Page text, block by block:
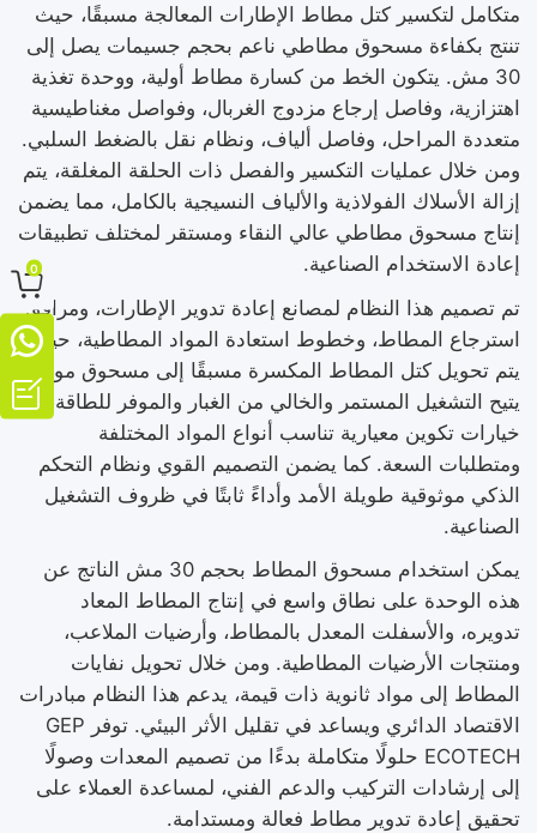
متكامل لتكسير كتل مطاط الإطارات المعالجة مسبقًا، حيث
تنتج بكفاءة مسحوق مطاطي ناعم بحجم جسيمات يصل إلى
30 مش. يتكون الخط من كسارة مطاط أولية، ووحدة تغذية
اهتزازية، وفاصل إرجاع مزدوج الغربال، وفواصل مغناطيسية
متعددة المراحل، وفاصل ألياف، ونظام نقل بالضغط السلبي.
ومن خلال عمليات التكسير والفصل ذات الحلقة المغلقة، يتم
إزالة الأسلاك الفولاذية والألياف النسيجية بالكامل، مما يضمن
إنتاج مسحوق مطاطي عالي النقاء ومستقر لمختلف تطبيقات
إعادة الاستخدام الصناعية.
تم تصميم هذا النظام لمصانع إعادة تدوير الإطارات، ومرافق
استرجاع المطاط، وخطوط استعادة المواد المطاطية، حيث
يتم تحويل كتل المطاط المكسرة مسبقًا إلى مسحوق موحد.
يتيح التشغيل المستمر والخالي من الغبار والموفر للطاقة، مع
خيارات تكوين معيارية تناسب أنواع المواد المختلفة
ومتطلبات السعة. كما يضمن التصميم القوي ونظام التحكم
الذكي موثوقية طويلة الأمد وأداءً ثابتًا في ظروف التشغيل
الصناعية.
يمكن استخدام مسحوق المطاط بحجم 30 مش الناتج عن
هذه الوحدة على نطاق واسع في إنتاج المطاط المعاد
تدويره، والأسفلت المعدل بالمطاط، وأرضيات الملاعب،
ومنتجات الأرضيات المطاطية. ومن خلال تحويل نفايات
المطاط إلى مواد ثانوية ذات قيمة، يدعم هذا النظام مبادرات
الاقتصاد الدائري ويساعد في تقليل الأثر البيئي. توفر GEP
ECOTECH حلولًا متكاملة بدءًا من تصميم المعدات وصولًا
إلى إرشادات التركيب والدعم الفني، لمساعدة العملاء على
تحقيق إعادة تدوير مطاط فعالة ومستدامة.

0

